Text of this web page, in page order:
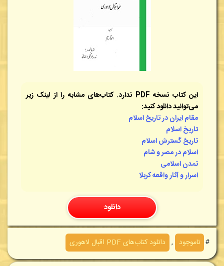
این کتاب نسخه PDF ندارد. کتاب‌های مشابه را از لینک زیر
می‌توانید دانلود کنید:
مقام ایران در تاریخ اسلام
تاریخ اسلام
تاریخ گسترش اسلام
اسلام در مصر و شام
تمدن اسلامی
اسرار و آثار واقعه کربلا
دانلود
＃ ناموجود , دانلود کتاب‌های PDF اقبال لاهوری